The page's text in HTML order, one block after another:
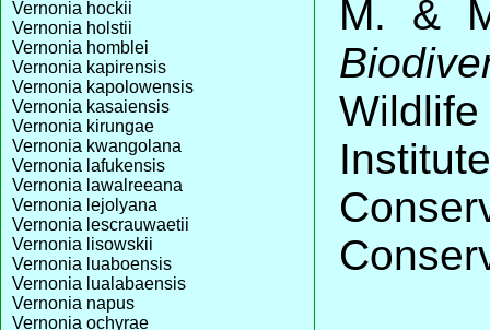
Vernonia hockii
Vernonia holstii
Vernonia homblei
Vernonia kapirensis
Vernonia kapolowensis
Vernonia kasaiensis
Vernonia kirungae
Vernonia kwangolana
Vernonia lafukensis
Vernonia lawalreeana
Vernonia lejolyana
Vernonia lescrauwaetii
Vernonia lisowskii
Vernonia luaboensis
Vernonia lualabaensis
Vernonia napus
Vernonia ochyrae
M. &